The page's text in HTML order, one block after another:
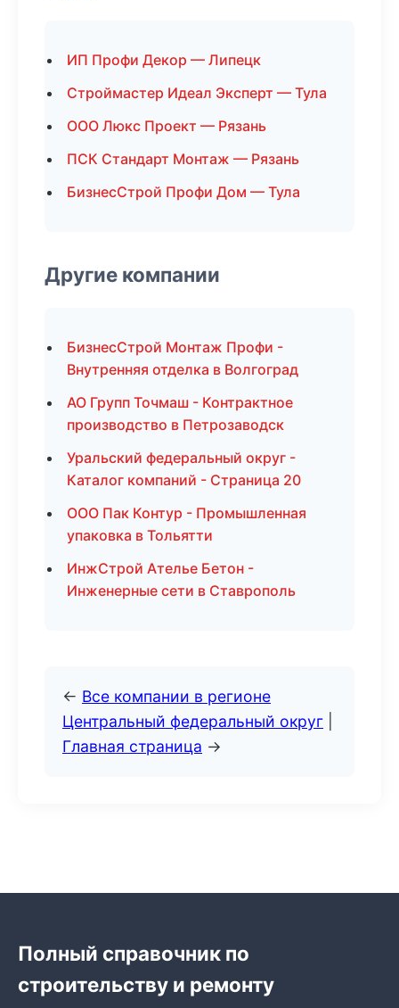
ИП Профи Декор — Липецк
Строймастер Идеал Эксперт — Тула
ООО Люкс Проект — Рязань
ПСК Стандарт Монтаж — Рязань
БизнесСтрой Профи Дом — Тула
Другие компании
БизнесСтрой Монтаж Профи -
Внутренняя отделка в Волгоград
АО Групп Точмаш - Контрактное
производство в Петрозаводск
Уральский федеральный округ -
Каталог компаний - Страница 20
ООО Пак Контур - Промышленная
упаковка в Тольятти
ИнжСтрой Ателье Бетон -
Инженерные сети в Ставрополь
← Все компании в регионе
Центральный федеральный округ
Главная страница →
Полный справочник по
строительству и ремонту